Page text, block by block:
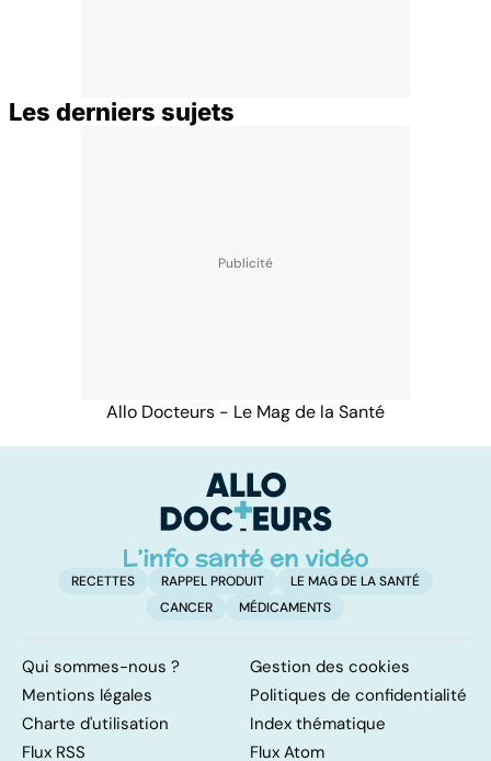
Les derniers sujets
Allo Docteurs - Le Mag de la Santé
RECETTES RAPPEL PRODUIT
LE MAG DE LA SANTÉ
CANCER
MÉDICAMENTS
Qui sommes-nous ?
Gestion des cookies
Mentions légales
Politiques de confidentialité
Charte d'utilisation
Index thématique
Flux RSS
Flux Atom